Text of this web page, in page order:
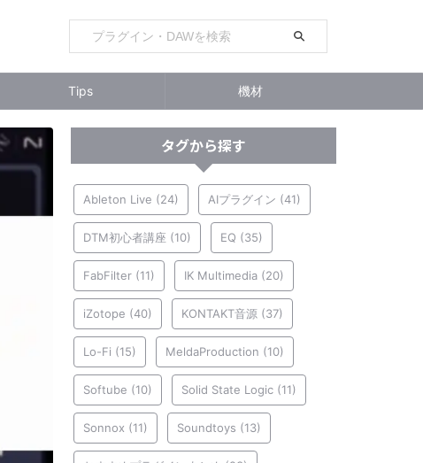
Tips 機材
タグから探す
Ableton Live (24) AIプラグイン (41)
DTM初心者講座 (10) EQ (35)
FabFilter (11) IK Multimedia (20)
iZotope (40) KONTAKT音源 (37)
Lo-Fi (15) MeldaProduction (10)
Softube (10) Solid State Logic (11)
Sonnox (11) Soundtoys (13)